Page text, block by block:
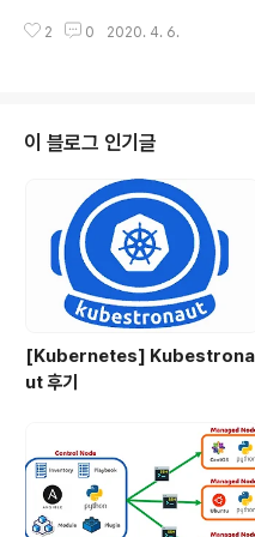
둠 그리고 왼쪽 괄호와 오른쪽 괄호처럼
고, 문자열이 균형을 이루는 조건은 아
소괄호("(")는 오른쪽 소괄호(")")와만
모든 왼쪽 대괄호("[")는 오른쪽 대
t 이번 문제에서 중점적으로 봐야하는
예외처리이다. 입력부분과 예외처리부
2 0 2020. 4. 6.
이 블로그 인기글
[Kubernetes] Kubestrona
ut 후기